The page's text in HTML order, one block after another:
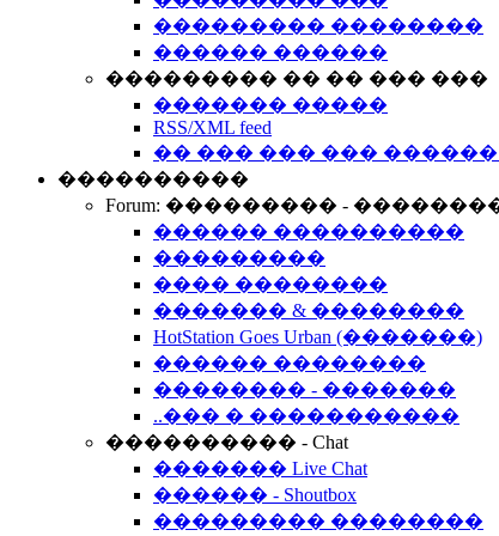
��������� ��������
������ ������
��������� �� �� ��� ���
������� �����
RSS/XML feed
�� ��� ��� ���
����������
Forum: ��������� -
������ ����������
���������
���� ��������
������� & ��������
HotStation Goes Urban (�������)
������ ��������
�������� - �������
..��� � �����������
���������� - Chat
������� Live Chat
������ - Shoutbox
��������� ��������